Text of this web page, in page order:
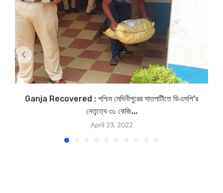
Ganja Recovered : পশ্চিম মেদিনীপুরের সাতপাটীতে ডিএসপি’র
নেতৃত্বে ৩১ কেজি...
April 23, 2022